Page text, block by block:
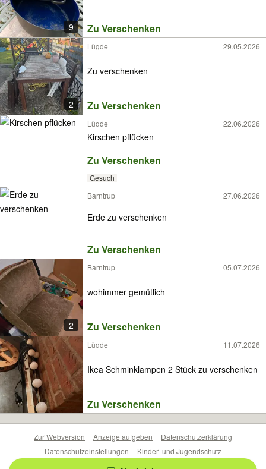
9 Zu Verschenken
2
Lügde 29.05.2026
Zu verschenken
Zu Verschenken
Lügde 22.06.2026
Kirschen pflücken
Zu Verschenken
Gesuch
Barntrup
27.06.2026
Erde zu verschenken
Zu Verschenken
2
Barntrup 05.07.2026
wohimmer gemütlich
Zu Verschenken
Lügde 11.07.2026
Ikea Schminklampen 2 Stück zu verschenken
Zu Verschenken
Zur Webversion Anzeige aufgeben
Datenschutzerklärung
Datenschutzeinstellungen
Kinder- und Jugendschutz
Barrierefreiheitserklärung